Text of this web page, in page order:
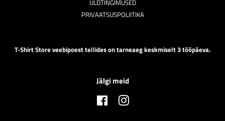
ÜLDTINGIMUSED
PRIVAATSUSPOLIITIKA
T-Shirt Store veebipoest tellides on tarneaeg keskmiselt 3 tööpäeva.
Jälgi meid
FacebookInstagram